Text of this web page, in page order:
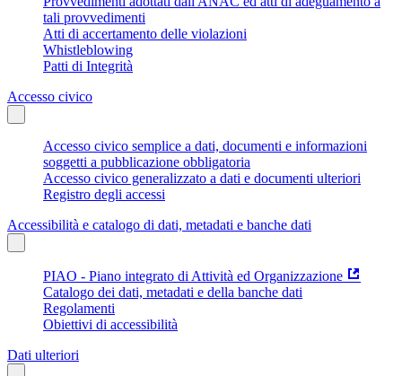
tali provvedimenti
Atti di accertamento delle violazioni
Whistleblowing
Patti di Integrità
Accesso civico
Accesso civico semplice a dati, documenti e informazioni
soggetti a pubblicazione obbligatoria
Accesso civico generalizzato a dati e documenti ulteriori
Registro degli accessi
Accessibilità e catalogo di dati, metadati e banche dati
PIAO - Piano integrato di Attività ed Organizzazione
Catalogo dei dati, metadati e della banche dati
Regolamenti
Obiettivi di accessibilità
Dati ulteriori